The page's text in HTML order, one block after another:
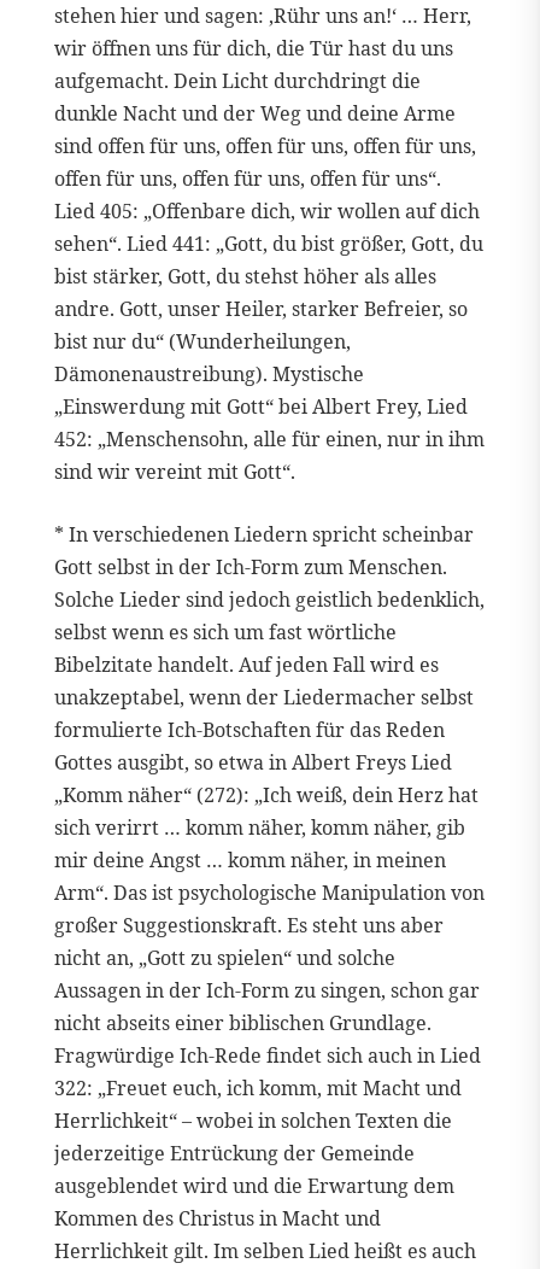
stehen hier und sagen: ‚Rühr uns an!‘ … Herr,
wir öffnen uns für dich, die Tür hast du uns
aufgemacht. Dein Licht durchdringt die
dunkle Nacht und der Weg und deine Arme
sind offen für uns, offen für uns, offen für uns,
offen für uns, offen für uns, offen für uns“.
Lied 405: „Offenbare dich, wir wollen auf dich
sehen“. Lied 441: „Gott, du bist größer, Gott, du
bist stärker, Gott, du stehst höher als alles
andre. Gott, unser Heiler, starker Befreier, so
bist nur du“ (Wunderheilungen,
Dämonenaustreibung). Mystische
„Einswerdung mit Gott“ bei Albert Frey, Lied
452: „Menschensohn, alle für einen, nur in ihm
sind wir vereint mit Gott“.
* In verschiedenen Liedern spricht scheinbar
Gott selbst in der Ich-Form zum Menschen.
Solche Lieder sind jedoch geistlich bedenklich,
selbst wenn es sich um fast wörtliche
Bibelzitate handelt. Auf jeden Fall wird es
unakzeptabel, wenn der Liedermacher selbst
formulierte Ich-Botschaften für das Reden
Gottes ausgibt, so etwa in Albert Freys Lied
„Komm näher“ (272): „Ich weiß, dein Herz hat
sich verirrt … komm näher, komm näher, gib
mir deine Angst … komm näher, in meinen
Arm“. Das ist psychologische Manipulation von
großer Suggestionskraft. Es steht uns aber
nicht an, „Gott zu spielen“ und solche
Aussagen in der Ich-Form zu singen, schon gar
nicht abseits einer biblischen Grundlage.
Fragwürdige Ich-Rede findet sich auch in Lied
322: „Freuet euch, ich komm, mit Macht und
Herrlichkeit“ – wobei in solchen Texten die
jederzeitige Entrückung der Gemeinde
ausgeblendet wird und die Erwartung dem
Kommen des Christus in Macht und
Herrlichkeit gilt. Im selben Lied heißt es auch